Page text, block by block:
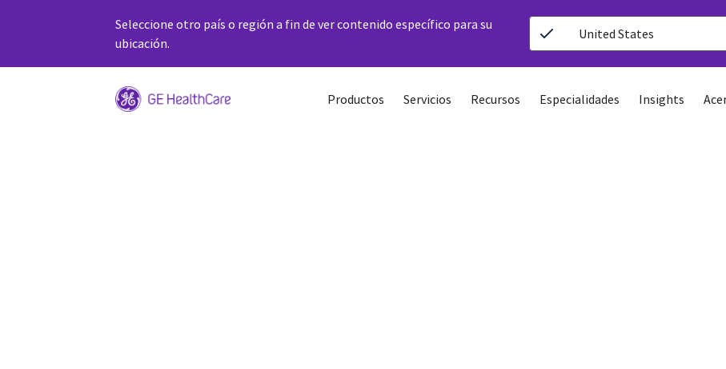
Seleccione otro país o región a fin de ver contenido específico para su
ubicación.
United States
Productos Servicios Recursos Especialidades Insights